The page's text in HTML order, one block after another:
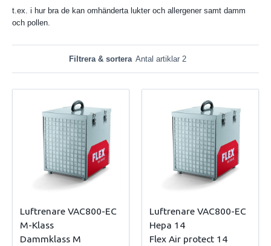
t.ex. i hur bra de kan omhänderta lukter och allergener samt damm
och pollen.
Filtrera & sortera Antal artiklar 2
Luftrenare VAC800-EC
M-Klass
Dammklass M
Luftrenare VAC800-EC
Hepa 14
Flex Air protect 14